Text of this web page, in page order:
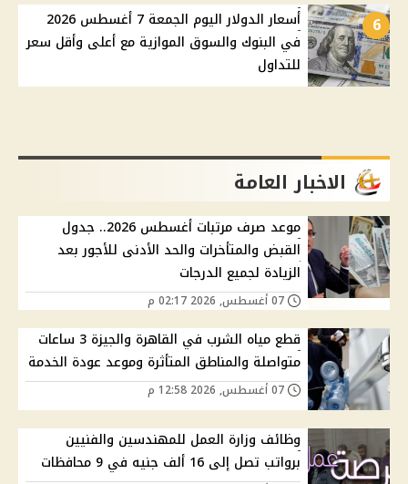
6
أسعار الدولار اليوم الجمعة 7 أغسطس 2026
في البنوك والسوق الموازية مع أعلى وأقل سعر
للتداول
الاخبار العامة
موعد صرف مرتبات أغسطس 2026.. جدول
القبض والمتأخرات والحد الأدنى للأجور بعد
الزيادة لجميع الدرجات
قطع مياه الشرب في القاهرة والجيزة 3 ساعات
متواصلة والمناطق المتأثرة وموعد عودة الخدمة
وظائف وزارة العمل للمهندسين والفنيين
برواتب تصل إلى 16 ألف جنيه في 9 محافظات